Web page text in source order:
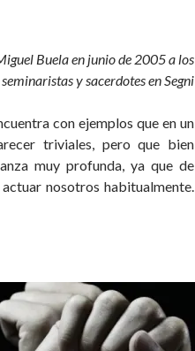
Buela en junio de 2005 a los
seminaristas y sacerdotes en Segni
con ejemplos que en un
triviales, pero que bien
muy profunda, ya que de
nosotros habitualmente.